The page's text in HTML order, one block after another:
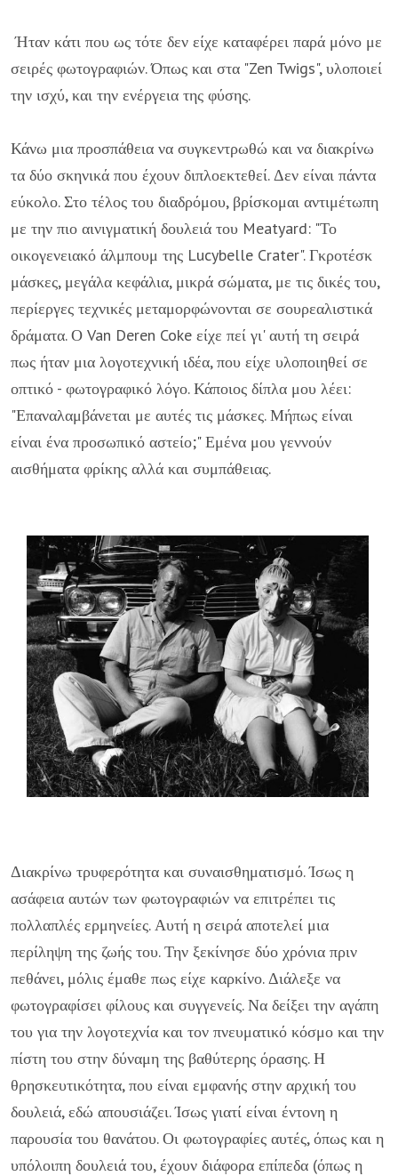
Ήταν κάτι που ως τότε δεν είχε καταφέρει παρά μόνο με
σειρές φωτογραφιών. Όπως και στα "Zen Twigs", υλοποιεί
την ισχύ, και την ενέργεια της φύσης.
Κάνω μια προσπάθεια να συγκεντρωθώ και να διακρίνω
τα δύο σκηνικά που έχουν διπλοεκτεθεί. Δεν είναι πάντα
εύκολο. Στο τέλος του διαδρόμου, βρίσκομαι αντιμέτωπη
με την πιο αινιγματική δουλειά του Meatyard: "Το
οικογενειακό άλμπουμ της Lucybelle Crater". Γκροτέσκ
μάσκες, μεγάλα κεφάλια, μικρά σώματα, με τις δικές του,
περίεργες τεχνικές μεταμορφώνονται σε σουρεαλιστικά
δράματα. Ο Van Deren Coke είχε πεί γι' αυτή τη σειρά
πως ήταν μια λογοτεχνική ιδέα, που είχε υλοποιηθεί σε
οπτικό - φωτογραφικό λόγο. Κάποιος δίπλα μου λέει:
"Επαναλαμβάνεται με αυτές τις μάσκες. Μήπως είναι
είναι ένα προσωπικό αστείο;" Εμένα μου γεννούν
αισθήματα φρίκης αλλά και συμπάθειας.
Διακρίνω τρυφερότητα και συναισθηματισμό. Ίσως η
ασάφεια αυτών των φωτογραφιών να επιτρέπει τις
πολλαπλές ερμηνείες. Αυτή η σειρά αποτελεί μια
περίληψη της ζωής του. Την ξεκίνησε δύο χρόνια πριν
πεθάνει, μόλις έμαθε πως είχε καρκίνο. Διάλεξε να
φωτογραφίσει φίλους και συγγενείς. Να δείξει την αγάπη
του για την λογοτεχνία και τον πνευματικό κόσμο και την
πίστη του στην δύναμη της βαθύτερης όρασης. Η
θρησκευτικότητα, που είναι εμφανής στην αρχική του
δουλειά, εδώ απουσιάζει. Ίσως γιατί είναι έντονη η
παρουσία του θανάτου. Οι φωτογραφίες αυτές, όπως και η
υπόλοιπη δουλειά του, έχουν διάφορα επίπεδα (όπως η